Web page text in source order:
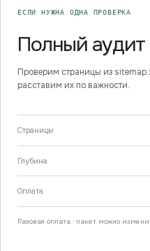
ЕСЛИ НУЖНА ОДНА ПРОВЕРКА
Полный аудит
Проверим страницы из
расставим их по важности.
Страницы
Глубина
Оплата
Разовая оплата · пакет можно